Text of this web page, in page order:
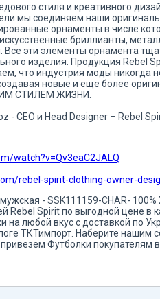
стиля и креативного
мы соединяем наши
орнаменты в числе
бриллианты,
эти элементы орнамента
изделия. Продукция Rebel
что индустрия моды никогда
новые и еще более
СТИЛЕМ ЖИЗНИ.
- CEO и Head Designer – Rebel
watch?v=Qv3eaC2JALQ
rebel-spirit-clothing-owner-
- SSK111159-CHAR-
Rebel Spirit по выгодной цене в
на любой вкус с доставкой по
ТКТимпорт. Наберите нашим
Футболки покупателям